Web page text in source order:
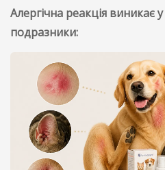
Алергічна реакція виникає у
подразники: